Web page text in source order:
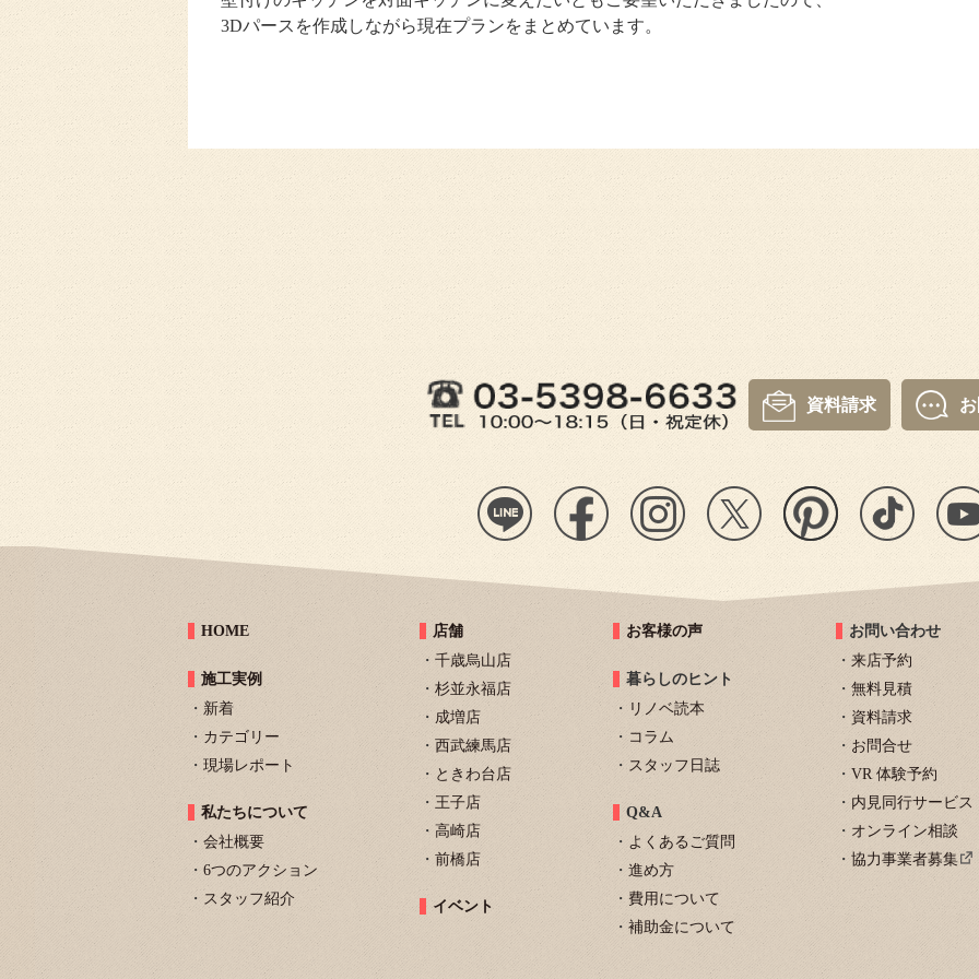
3Dパースを作成しながら現在プランをまとめています。
資料請求
HOME
施工実例
新着
カテゴリー
現場レポート
私たちについて
会社概要
6つのアクション
スタッフ紹介
店舗
千歳烏山店
杉並永福店
成増店
西武練馬店
ときわ台店
王子店
高崎店
前橋店
イベント
お客様の声
暮らしのヒント
リノベ読本
コラム
スタッフ日誌
Q&A
よくあるご質問
進め方
費用について
補助金について
お問い合わせ
来店予約
無料見積
資料請求
お問合せ
VR 体験予約
内見同行サービス
オンライン相談
協力事業者募集